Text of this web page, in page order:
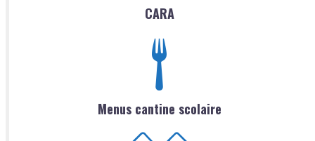
CARA
Menus cantine scolaire